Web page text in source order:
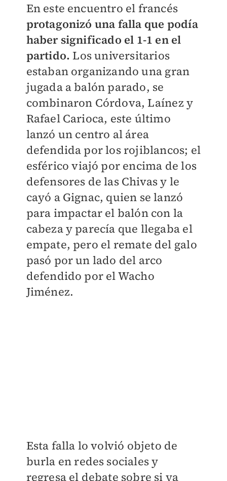
En este encuentro el francés
protagonizó una falla que podía
haber significado el 1-1 en el
partido. Los universitarios
estaban organizando una gran
jugada a balón parado, se
combinaron Córdova, Laínez y
Rafael Carioca, este último
lanzó un centro al área
defendida por los rojiblancos; el
esférico viajó por encima de los
defensores de las Chivas y le
cayó a Gignac, quien se lanzó
para impactar el balón con la
cabeza y parecía que llegaba el
empate, pero el remate del galo
pasó por un lado del arco
defendido por el Wacho
Jiménez.
Esta falla lo volvió objeto de
burla en redes sociales y
regresa el debate sobre si ya